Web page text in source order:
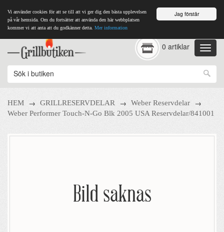
Jag förstår
Vi använder cookies för att se till att vi ger dig den bästa upplevelsen
på vår hemsida. Om du fortsätter att använda den här webbplatsen
kommer vi att anta att du godkänner detta. Mer information
0 artiklar
HEM → GRILLRESERVDELAR → Weber Reservdelar →
Weber Performer Touch-N-Go Blk 2005 USA Reservdelar/841001
Bild saknas